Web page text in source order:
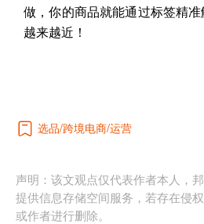
做，你的商品就能通过标签精
越来越近！
选品 跨境电商 运营
声明：该文观点仅代表作者本人，
提供信息存储空间服务，若存在侵
或作者进行删除。